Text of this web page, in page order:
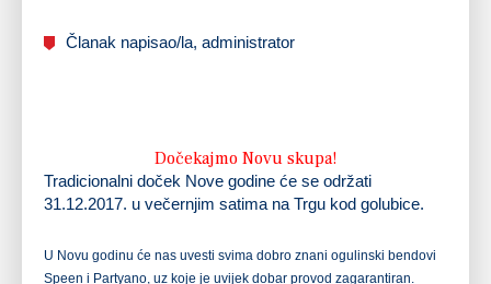
Članak napisao/la, administrator
Dočekajmo Novu skupa!
Tradicionalni doček Nove godine će se održati
31.12.2017. u večernjim satima na Trgu kod golubice.
U Novu godinu će nas uvesti svima dobro znani ogulinski bendovi
Speen i Partyano, uz koje je uvijek dobar provod zagarantiran.